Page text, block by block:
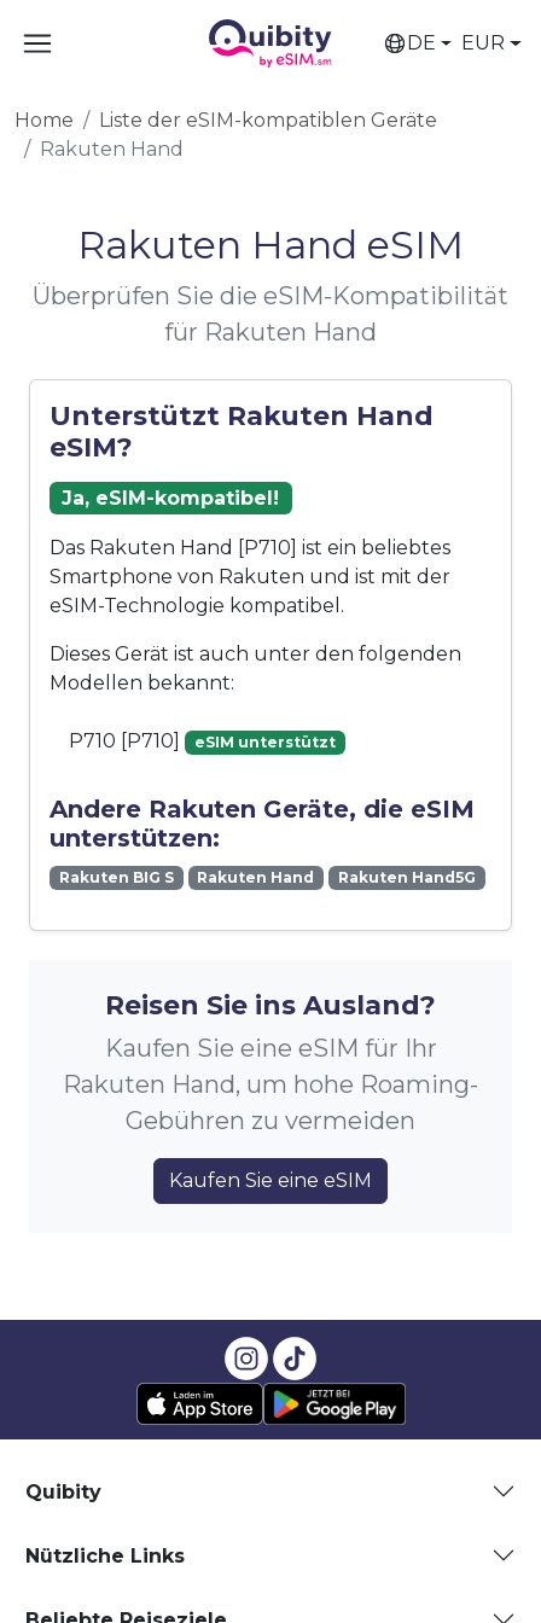
DE EUR
Home
Liste der eSIM-kompatiblen Geräte
Rakuten Hand
Rakuten Hand eSIM
Überprüfen Sie die eSIM-Kompatibilität
für Rakuten Hand
Unterstützt Rakuten Hand
eSIM?
Ja, eSIM-kompatibel!
Das Rakuten Hand [P710] ist ein beliebtes
Smartphone von Rakuten und ist mit der
eSIM-Technologie kompatibel.
Dieses Gerät ist auch unter den folgenden
Modellen bekannt:
P710 [P710] eSIM unterstützt
Andere Rakuten Geräte, die eSIM
unterstützen:
Rakuten BIG S Rakuten Hand Rakuten Hand5G
Reisen Sie ins Ausland?
Kaufen Sie eine eSIM für Ihr
Rakuten Hand, um hohe Roaming-
Gebühren zu vermeiden
Kaufen Sie eine eSIM
Quibity
Nützliche Links